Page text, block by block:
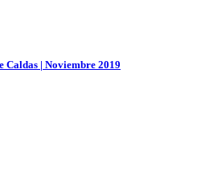
Caldas | Noviembre 2019